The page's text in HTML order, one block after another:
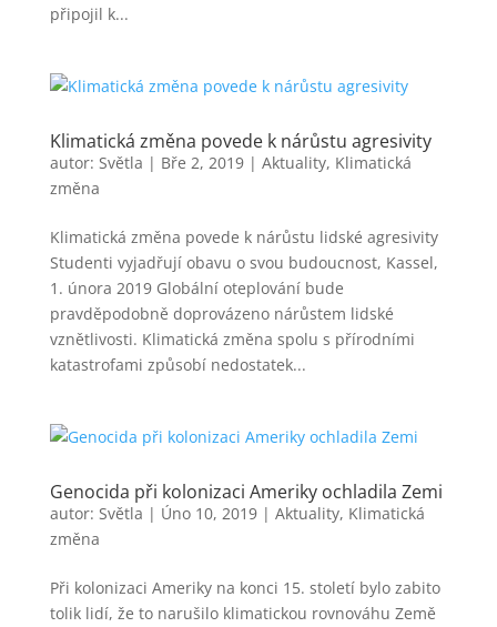
připojil k...
Klimatická změna povede k nárůstu agresivity
autor: Světla | Bře 2, 2019| Aktuality, Klimatická
změna
Klimatická změna povede k nárůstu lidské agresivity
Studenti vyjadřují obavu o svou budoucnost, Kassel,
1. února 2019 Globální oteplování bude
pravděpodobně doprovázeno nárůstem lidské
vznětlivosti. Klimatická změna spolu s přírodními
katastrofami způsobí nedostatek...
Genocida při kolonizaci Ameriky ochladila Zemi
autor: Světla | Úno 10, 2019| Aktuality, Klimatická
změna
Při kolonizaci Ameriky na konci 15. století bylo zabito
tolik lidí, že to narušilo klimatickou rovnováhu Země